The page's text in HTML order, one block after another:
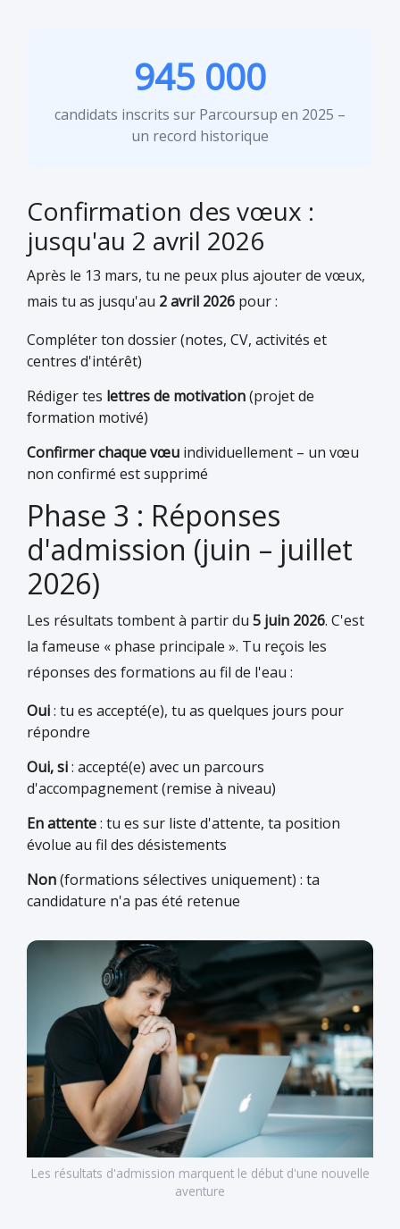
945 000
candidats inscrits sur Parcoursup en 2025 –
un record historique
Confirmation des vœux :
jusqu'au 2 avril 2026
Après le 13 mars, tu ne peux plus ajouter de vœux,
mais tu as jusqu'au 2 avril 2026 pour :
Compléter ton dossier (notes, CV, activités et
centres d'intérêt)
Rédiger tes lettres de motivation(projet de
formation motivé)
Confirmer chaque vœu individuellement – un vœu
non confirmé est supprimé
Phase 3 : Réponses
d'admission (juin – juillet
2026)
Les résultats tombent à partir du 5 juin 2026. C'est
la fameuse « phase principale ». Tu reçois les
réponses des formations au fil de l'eau :
Oui: tu es accepté(e), tu as quelques jours pour
répondre
Oui, si: accepté(e) avec un parcours
d'accompagnement (remise à niveau)
En attente: tu es sur liste d'attente, ta position
évolue au fil des désistements
Non(formations sélectives uniquement) : ta
candidature n'a pas été retenue
Les résultats d'admission marquent le début d'une nouvelle
aventure